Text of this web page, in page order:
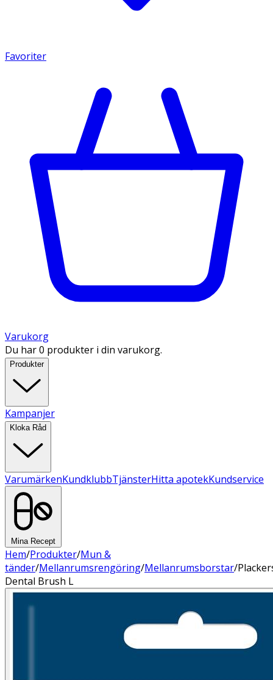
Favoriter
Varukorg
Du har 0 produkter i din varukorg.
Produkter
Kampanjer
Kloka Råd
VarumärkenKundklubbTjänsterHitta apotekKundservice
Mina Recept
Hem/Produkter/Mun &
tänder/Mellanrumsrengöring/Mellanrumsborstar/
Dental Brush L